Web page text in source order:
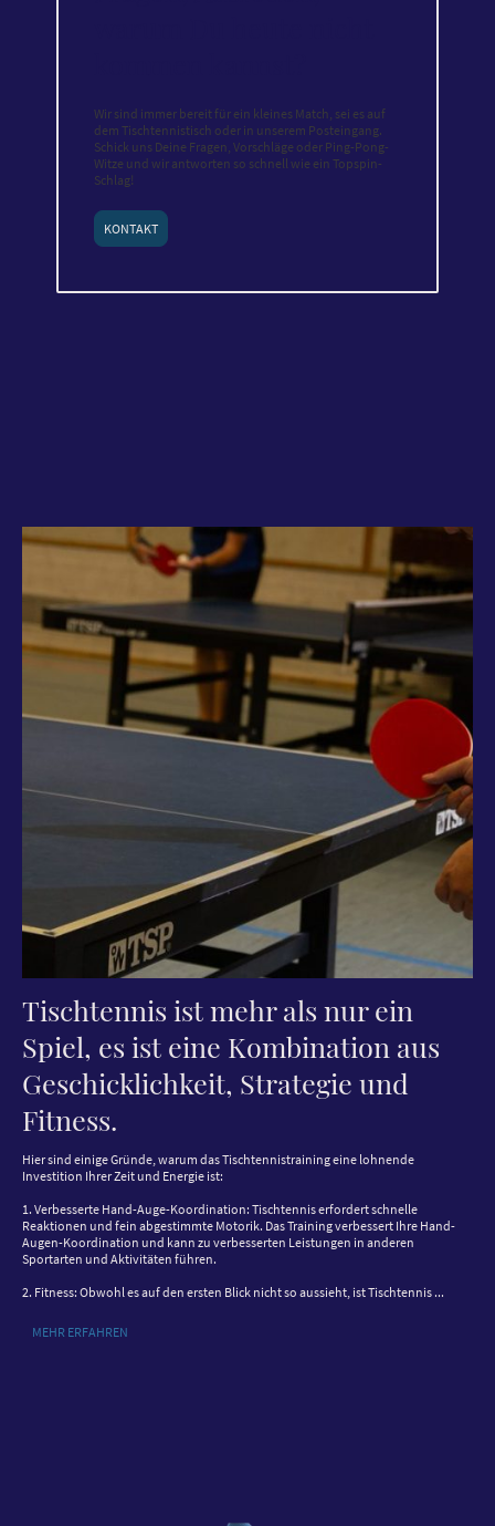
Wir sind immer bereit für ein kleines Match, sei es auf
dem Tischtennistisch oder in unserem Posteingang.
Schick uns Deine Fragen, Vorschläge oder Ping-Pong-
Witze und wir antworten so schnell wie ein Topspin-
Schlag!
KONTAKT
Tischtennis ist mehr als nur ein
Spiel, es ist eine Kombination aus
Geschicklichkeit, Strategie und
Fitness.
Hier sind einige Gründe, warum das Tischtennistraining eine lohnende
Investition Ihrer Zeit und Energie ist:
1. Verbesserte Hand-Auge-Koordination: Tischtennis erfordert schnelle
Reaktionen und fein abgestimmte Motorik. Das Training verbessert Ihre Hand-
Augen-Koordination und kann zu verbesserten Leistungen in anderen
Sportarten und Aktivitäten führen.
2. Fitness: Obwohl es auf den ersten Blick nicht so aussieht, ist Tischtennis ...
MEHR ERFAHREN